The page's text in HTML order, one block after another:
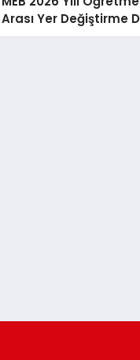
Arası Yer Değiştirme
Yayınlandı